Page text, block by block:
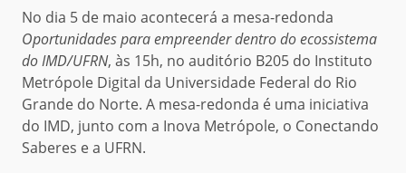
No dia 5 de maio acontecerá a mesa-redonda
Oportunidades para empreender dentro do ecossistema
do IMD/UFRN, às 15h, no auditório B205 do Instituto
Metrópole Digital da Universidade Federal do Rio
Grande do Norte. A mesa-redonda é uma iniciativa
do IMD, junto com a Inova Metrópole, o Conectando
Saberes e a UFRN.